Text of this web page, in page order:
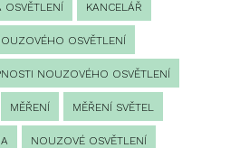
OSVĚTLENÍ KANCELÁŘ
OSVĚTLENÍ
NOUZOVÉHO OSVĚTLENÍ
MĚŘENÍ MĚŘENÍ SVĚTEL
NOUZOVÉ OSVĚTLENÍ